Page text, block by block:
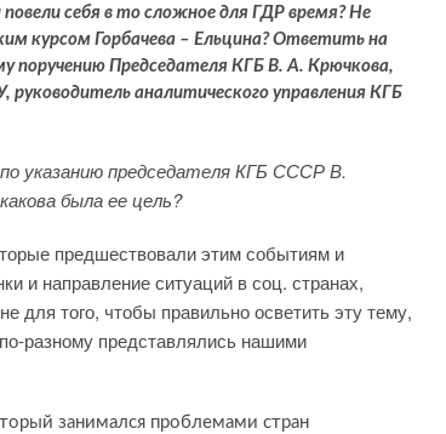
себя в то сложное для ГДР время? Не
курсом Горбачева – Ельцина? Ответить на
поручению Председателя КГБ В. А. Крючкова,
аналитического управления КГБ
указанию председателя КГБ СССР В.
была ее цель?
предшествовали этим событиям и
и направление ситуаций в соц. странах,
того, чтобы правильно осветить эту тему,
разному представлялись нашими
занимался проблемами стран